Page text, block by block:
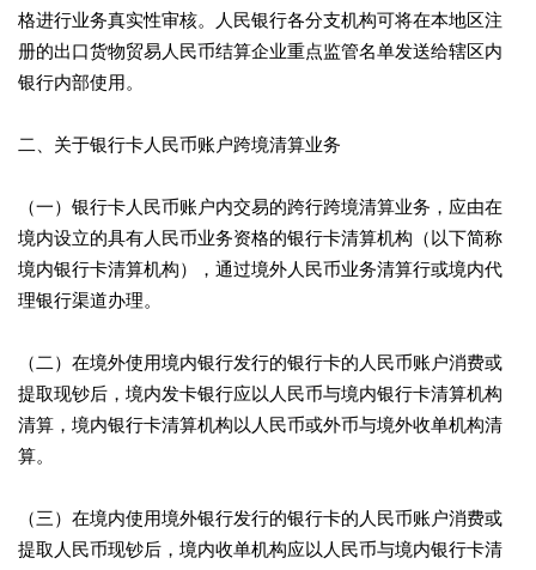
格进行业务真实性审核。人民银行各分支机构可将在本地区注
册的出口货物贸易人民币结算企业重点监管名单发送给辖区内
银行内部使用。
二、关于银行卡人民币账户跨境清算业务
（一）银行卡人民币账户内交易的跨行跨境清算业务，应由在
境内设立的具有人民币业务资格的银行卡清算机构（以下简称
境内银行卡清算机构），通过境外人民币业务清算行或境内代
理银行渠道办理。
（二）在境外使用境内银行发行的银行卡的人民币账户消费或
提取现钞后，境内发卡银行应以人民币与境内银行卡清算机构
清算，境内银行卡清算机构以人民币或外币与境外收单机构清
算。
（三）在境内使用境外银行发行的银行卡的人民币账户消费或
提取人民币现钞后，境内收单机构应以人民币与境内银行卡清